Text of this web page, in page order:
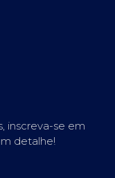
inscreva-se em
detalhe!